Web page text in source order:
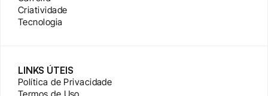
Criatividade
Tecnologia
LINKS ÚTEIS
Política de Privacidade